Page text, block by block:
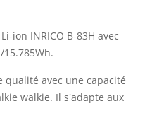
ion INRICO B-83H avec
avec une capacité
walkie. Il s'adapte aux